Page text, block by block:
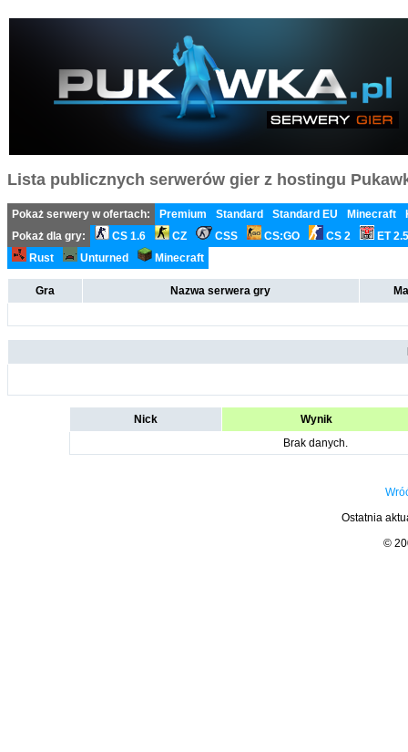
Lista publicznych serwerów gier z hostingu
Pokaż serwery w ofertach: Premium Standard Standard EU Minecraft
Pokaż dla gry:
CS 1.6 CZ CSS CS:GO CS 2
ET
Rust
Unturned Minecraft
Gra Nazwa serwera gry
Nick
Wynik
Brak danych.
Ostatnia
©